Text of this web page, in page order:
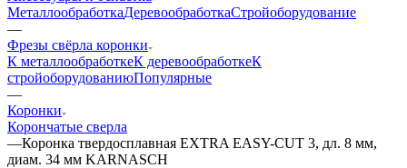
МеталлообработкаДеревообработкаСтройоборудование
—
Фрезы свёрла коронки
К металлообработкеК деревообработкеК
стройоборудованиюПопулярные
—
Коронки
Корончатые сверла
—Коронка твердосплавная EXTRA EASY-CUT 3, дл. 8 мм,
диам. 34 мм KARNASCH